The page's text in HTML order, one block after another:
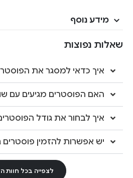
מידע נוסף
שאלות נפוצות
איך כדאי למסגר את
האם הפוסטרים מגיעים עם
איך לבחור את גודל
יש אפשרות להזמין פוסטרים
לצפייה בכל חוות